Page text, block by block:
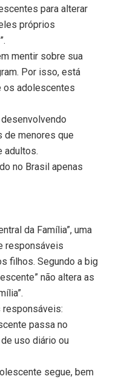
para alterar
próprios
mentir sobre sua
Por isso, está
os adolescentes
de menores que
adultos.
no Brasil apenas
da Família”, uma
responsáveis
filhos. Segundo a big
não altera as
responsáveis:
passa no
uso diário ou
segue, bem